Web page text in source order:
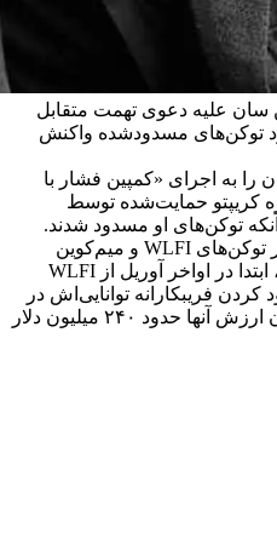
سان علیه دعوی تهمت متقابل
توکن‌های مسدودشده واکنش
را به اجرای «کمپین فشار با
کریپتو حمایت‌شده توسط
توکن‌های او مسدود شدند.
سان که تقریباً ۲۰۰ میلیون دلار در توکن‌های WLFI و میم‌کوین
TRUMP سرمایه‌گذاری کرده بود، ابتدا در اواخر آوریل از WLFI
فریبکارانه توانایی‌اش در
فروش انبوهی از توکن‌ها که اکنون ارزش آنها حدود ۲۴۰ میلیون دلار